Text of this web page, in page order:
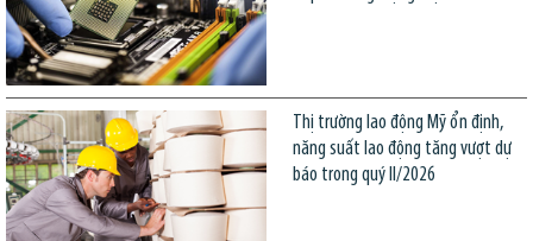
Thị trường lao động Mỹ ổn định,
năng suất lao động tăng vượt dự
báo trong quý II/2026